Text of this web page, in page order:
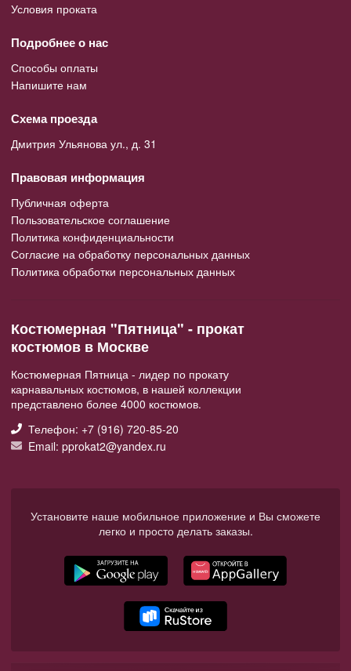
Условия проката
Подробнее о нас
Способы оплаты
Напишите нам
Схема проезда
Дмитрия Ульянова ул., д. 31
Правовая информация
Публичная оферта
Пользовательское соглашение
Политика конфиденциальности
Согласие на обработку персональных данных
Политика обработки персональных данных
Костюмерная "Пятница" - прокат
костюмов в Москве
Костюмерная Пятница - лидер по прокату
карнавальных костюмов, в нашей коллекции
представлено более 4000 костюмов.
Телефон: +7 (916) 720-85-20
Email: pprokat2@yandex.ru
Установите наше мобильное приложение и Вы сможете
легко и просто делать заказы.